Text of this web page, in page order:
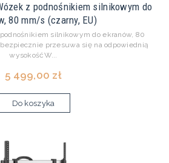
z podnośnikiem silnikowym do
80 mm/s (czarny, EU)
silnikowym do ekranów, 80
przesuwa się na odpowiednią
wysokośćW...
5 499,00 zł
Do koszyka